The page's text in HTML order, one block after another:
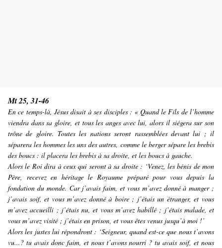
Mt 25, 31-46
En ce temps-là, Jésus disait à ses disciples : « Quand le Fils de l’homme
viendra dans sa gloire, et tous les anges avec lui, alors il siégera sur son
trône de gloire. Toutes les nations seront rassemblées devant lui ; il
séparera les hommes les uns des autres, comme le berger sépare les brebis
des boucs : il placera les brebis à sa droite, et les boucs à gauche.
Alors le Roi dira à ceux qui seront à sa droite : ‘Venez, les bénis de mon
Père, recevez en héritage le Royaume préparé pour vous depuis la
fondation du monde. Car j’avais faim, et vous m’avez donné à manger ;
j’avais soif, et vous m’avez donné à boire ; j’étais un étranger, et vous
m’avez accueilli ; j’étais nu, et vous m’avez habillé ; j’étais malade, et
vous m’avez visité ; j’étais en prison, et vous êtes venus jusqu’à moi !’
Alors les justes lui répondront : ‘Seigneur, quand est-ce que nous t’avons
vu...? tu avais donc faim, et nous t’avons nourri ? tu avais soif, et nous